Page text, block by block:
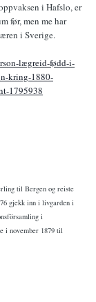
i Hafslo, er
før, men me har
i Sverige.
lægreid-fødd-i-
kring-1880-
1795938
til Bergen og reiste
gjekk inn i livgarden i
i
i november 1879 til